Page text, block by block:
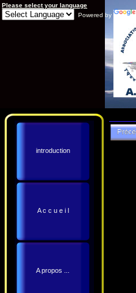
Please select your language
Powered by
introduction
A c c u e i l
A propos ...